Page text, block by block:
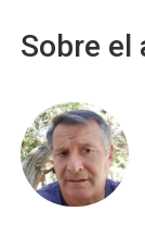
Sobre el